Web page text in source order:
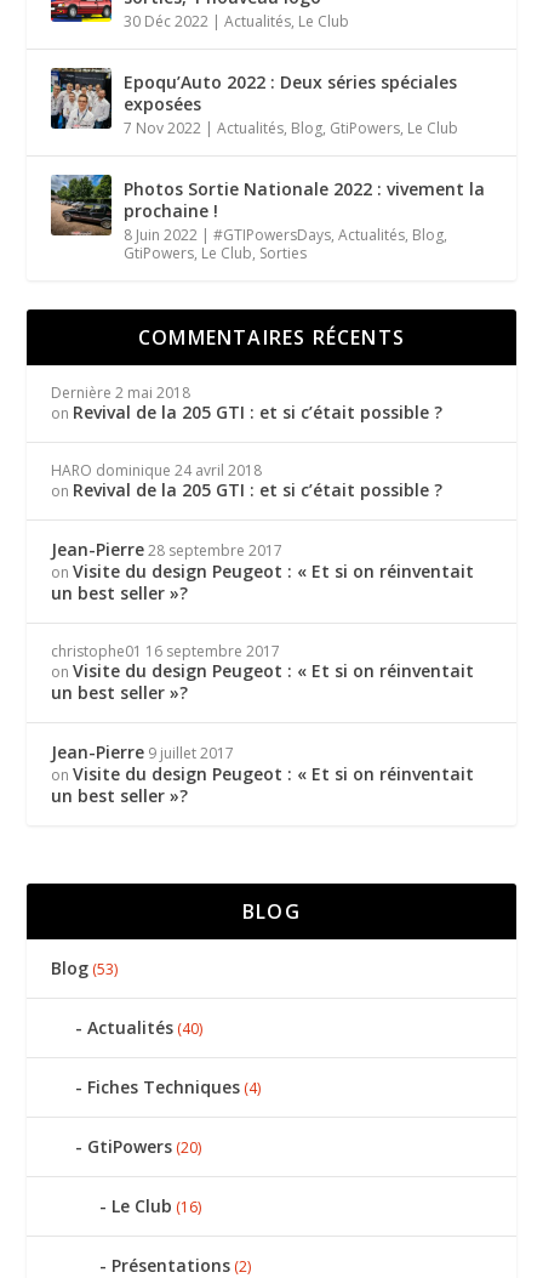
30 Déc 2022 |Actualités, Le Club
Epoqu’Auto 2022 : Deux séries spéciales
exposées
7 Nov 2022 |Actualités, Blog, GtiPowers, Le Club
Photos Sortie Nationale 2022 : vivement la
prochaine !
8 Juin 2022 |#GTIPowersDays,Actualités, Blog,
GtiPowers, Le Club, Sorties
COMMENTAIRES RÉCENTS
Dernière 2 mai 2018
on Revival de la 205 GTI : et si c’était possible ?
HARO dominique 24 avril 2018
on Revival de la 205 GTI : et si c’était possible ?
Jean-Pierre 28 septembre 2017
onVisite du design Peugeot : « Et si on réinventait
un best seller »?
christophe01 16 septembre 2017
onVisite du design Peugeot : « Et si on réinventait
un best seller »?
Jean-Pierre 9 juillet 2017
onVisite du design Peugeot : « Et si on réinventait
un best seller »?
BLOG
Blog (53)
Actualités (40)
Fiches Techniques (4)
GtiPowers (20)
Le Club (16)
Présentations (2)